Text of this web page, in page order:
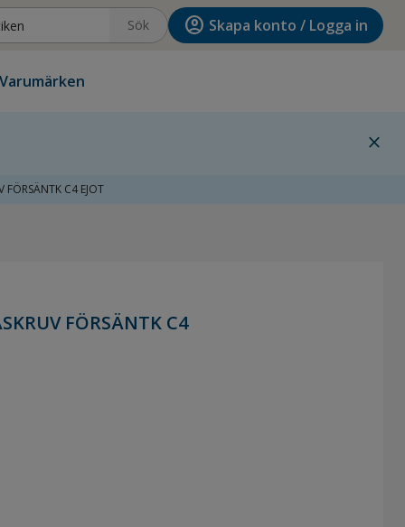
Sök account_circle Skapa konto / Logga in
Varumärken
close
FÖRSÄNTK C4 EJOT
FÖRSÄNTK C4